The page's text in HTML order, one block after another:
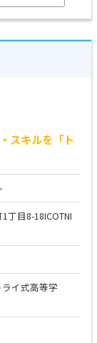
スキルを「ト
丁目8-18ICOTNI
イ式高等学